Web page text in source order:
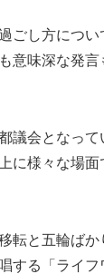
ごし方につい
意味深な発言
議会となっ
に様々な場
転と五輪ば
する「ライフ